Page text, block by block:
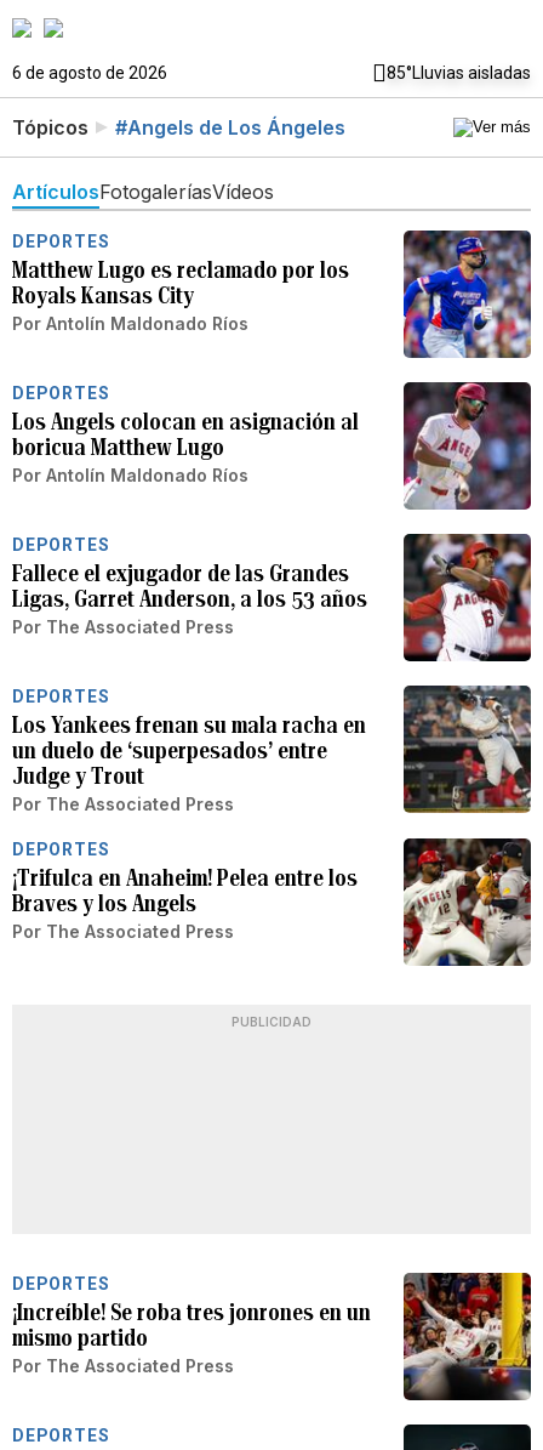
6 de agosto de 2026 85°Lluvias aisladas
Tópicos #Angels de Los Ángeles
ArtículosFotogaleríasVídeos
DEPORTES
Matthew Lugo es reclamado por los
Royals Kansas City
Por Antolín Maldonado Ríos
DEPORTES
Los Angels colocan en asignación al
boricua Matthew Lugo
Por Antolín Maldonado Ríos
DEPORTES
Fallece el exjugador de las Grandes
Ligas, Garret Anderson, a los 53 años
Por The Associated Press
DEPORTES
Los Yankees frenan su mala racha en
un duelo de ‘superpesados’ entre
Judge y Trout
Por The Associated Press
DEPORTES
¡Trifulca en Anaheim! Pelea entre los
Braves y los Angels
Por The Associated Press
PUBLICIDAD
DEPORTES
¡Increíble! Se roba tres jonrones en un
mismo partido
Por The Associated Press
DEPORTES